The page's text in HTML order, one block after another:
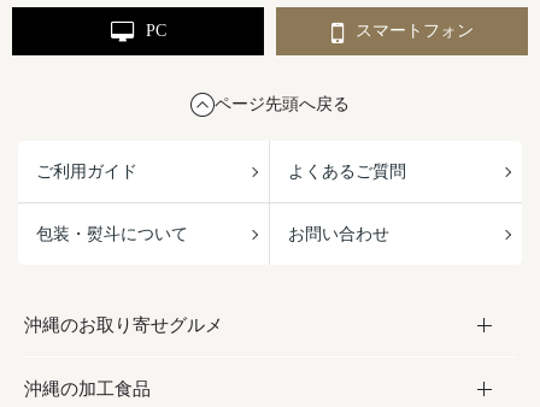
PC スマートフォン
ページ先頭へ戻る
ご利用ガイド よくあるご質問
包装・熨斗について お問い合わせ
沖縄のお取り寄せグルメ
お取り寄せグルメ
沖縄の加工食品